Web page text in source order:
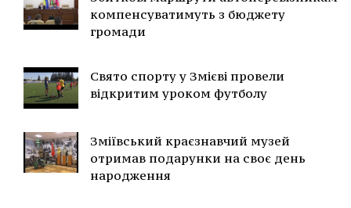
компенсуватимуть з бюджету
громади
Свято спорту у Змієві провели
відкритим уроком футболу
Зміївський краєзнавчий музей
отримав подарунки на своє день
народження